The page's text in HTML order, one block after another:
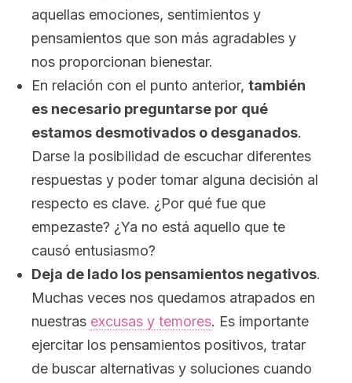
aquellas emociones, sentimientos y
pensamientos que son más agradables y
nos proporcionan bienestar.
En relación con el punto anterior, también
es necesario preguntarse por qué
estamos desmotivados o desganados.
Darse la posibilidad de escuchar diferentes
respuestas y poder tomar alguna decisión al
respecto es clave. ¿Por qué fue que
empezaste? ¿Ya no está aquello que te
causó entusiasmo?
Deja de lado los pensamientos negativos.
Muchas veces nos quedamos atrapados en
nuestras excusas y temores. Es importante
ejercitar los pensamientos positivos, tratar
de buscar alternativas y soluciones cuando